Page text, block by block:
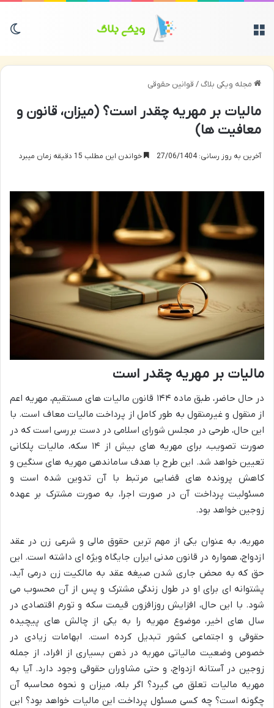
مجله ویکی بلاگ/ قوانین حقوقی
مالیات بر مهریه چقدر است؟ (میزان، قانون و
معافیت ها)
آخرین به روز رسانی: 27/06/1404 خواندن این مطلب 15 دقیقه زمان میبرد
مالیات بر مهریه چقدر است
در حال حاضر، طبق ماده ۱۴۴ قانون مالیات های مستقیم، مهریه اعم
از منقول و غیرمنقول به طور کامل از پرداخت مالیات معاف است. با
این حال، طرحی در مجلس شورای اسلامی در دست بررسی است که در
صورت تصویب، برای مهریه های بیش از ۱۴ سکه، مالیات پلکانی
تعیین خواهد شد. این طرح با هدف ساماندهی مهریه های سنگین و
کاهش پرونده های قضایی مرتبط با آن تدوین شده است و
مسئولیت پرداخت آن در صورت اجرا، به صورت مشترک بر عهده
زوجین خواهد بود.
مهریه، به عنوان یکی از مهم ترین حقوق مالی و شرعی زن در عقد
ازدواج، همواره در قانون مدنی ایران جایگاه ویژه ای داشته است. این
حق که به محض جاری شدن صیغه عقد به مالکیت زن درمی آید،
پشتوانه ای برای او در طول زندگی مشترک و پس از آن محسوب می
شود. با این حال، افزایش روزافزون قیمت سکه و تورم اقتصادی در
سال های اخیر، موضوع مهریه را به یکی از چالش های پیچیده
حقوقی و اجتماعی کشور تبدیل کرده است. ابهامات زیادی در
خصوص وضعیت مالیاتی مهریه در ذهن بسیاری از افراد، از جمله
زوجین در آستانه ازدواج، و حتی مشاوران حقوقی وجود دارد. آیا به
مهریه مالیات تعلق می گیرد؟ اگر بله، میزان و نحوه محاسبه آن
چگونه است؟ چه کسی مسئول پرداخت این مالیات خواهد بود؟ این